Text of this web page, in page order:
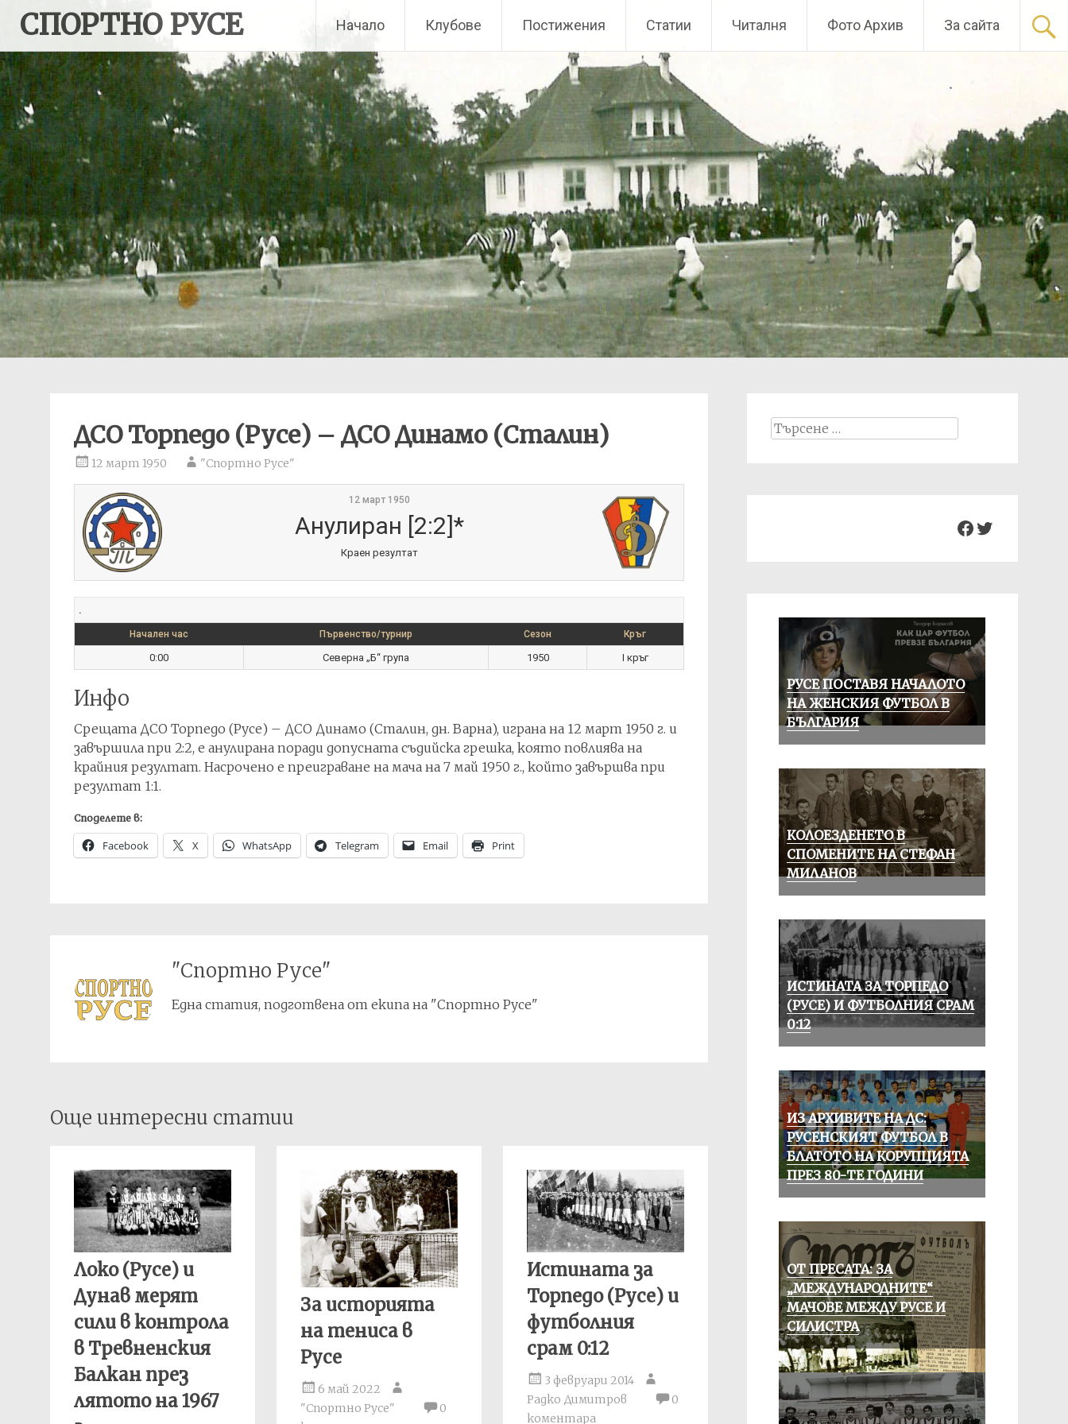
content
СПОРТНО РУСЕ Начало Клубове Постижения Статии Читалня Фото Архив За сайта
ДСО Торпедо (Русе) – ДСО Динамо (Сталин)
12 март 1950 "Спортно Русе"
12 март 1950
Анулиран [2:2]*
Краен резултат
.
Начален час Първенство/турнир Сезон Кръг
0:00 Северна „Б“ група 1950 I кръг
Инфо
Срещата ДСО Торпедо (Русе) – ДСО Динамо (Сталин, дн. Варна), играна на 12 март 1950 г. и
завършила при 2:2, е анулирана поради допусната съдийска грешка, която повлиява на
крайния резултат. Насрочено е преиграване на мача на 7 май 1950 г., който завършва при
резултат 1:1.
Споделете в:
Facebook X WhatsApp Telegram Email Print
"Спортно Русе"
Една статия, подготвена от екипа на "Спортно Русе"
Post
navigation
Още интересни статии
Локо (Русе) и
Дунав мерят
сили в контрола
в Тревненския
Балкан през
лятото на 1967
За историята
на тениса в
Русе
6 май 2022
"Спортно Русе"
0
Истината за
Торпедо (Русе) и
футболния
срам 0:12
3 февруари 2014
Радко Димитров
0
коментара
Search
Facebook
Twitter
РУСЕ ПОСТАВЯ НАЧАЛОТО
НА ЖЕНСКИЯ ФУТБОЛ В
БЪЛГАРИЯ
КОЛОЕЗДЕНЕТО В
СПОМЕНИТЕ НА СТЕФАН
МИЛАНОВ
ИСТИНАТА ЗА ТОРПЕДО
(РУСЕ) И ФУТБОЛНИЯ СРАМ
0:12
ИЗ АРХИВИТЕ НА ДС:
РУСЕНСКИЯТ ФУТБОЛ В
БЛАТОТО НА КОРУПЦИЯТА
ПРЕЗ 80-ТЕ ГОДИНИ
ОТ ПРЕСАТА: ЗА
„МЕЖДУНАРОДНИТЕ“
МАЧОВЕ МЕЖДУ РУСЕ И
СИЛИСТРА